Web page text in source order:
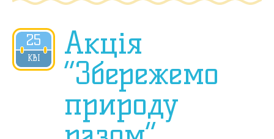
25
КВІ
2018
Акція
“Збережемо
природу